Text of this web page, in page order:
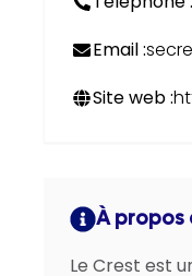
Email :
Site web :
À propos
Le Crest est